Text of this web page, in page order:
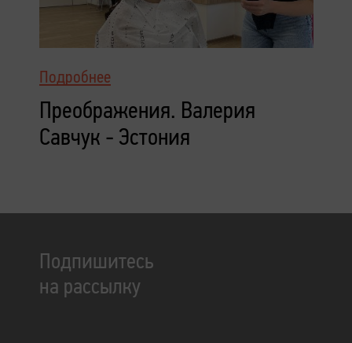
Подробнее
Преображения. Валерия
Савчук - Эстония
Подпишитесь
на рассылку